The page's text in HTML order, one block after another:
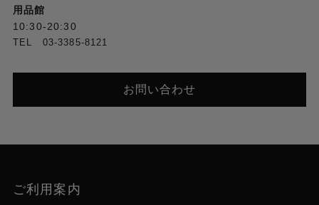
用品館
10:30-20:30
TEL 03-3385-8121
お問い合わせ
ご利用案内